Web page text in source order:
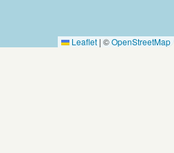
Leaflet | ©OpenStreetMap